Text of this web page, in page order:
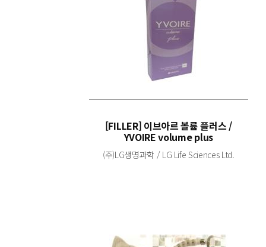
[FILLER] 이브아르 볼륨 플러스 /
YVOIRE volume plus
(주)LG생명과학 / LG Life Sciences Ltd.